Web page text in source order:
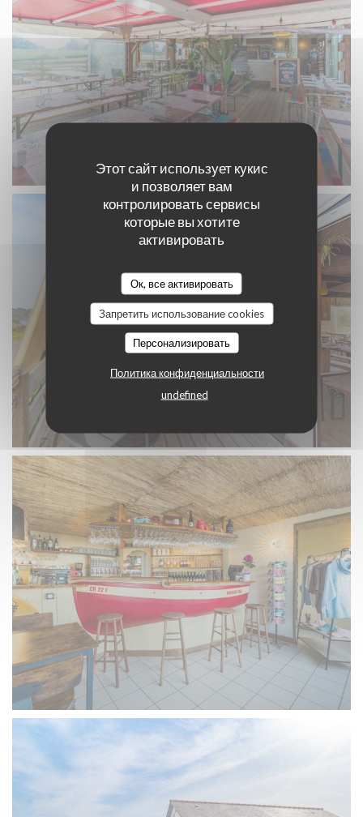
Этот сайт использует кукис
и позволяет вам
контролировать сервисы
которые вы хотите
активировать
Ок, все активировать
Запретить использование cookies
Персонализировать
Политика конфиденциальности
undefined